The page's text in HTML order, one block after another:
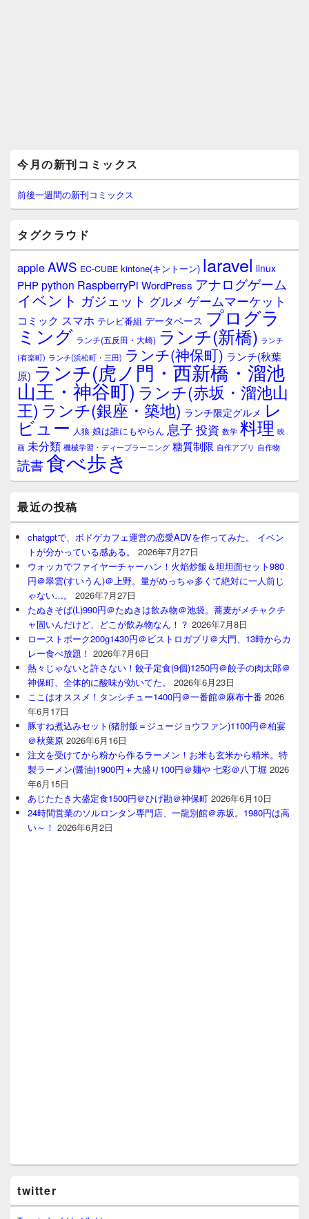
イ
ン
サ
イ
ウ
ィ
ジ
ェ
ア
今月の新刊コミックス
前後一週間の新刊コミックス
タグクラウド
appleAWS EC-CUBE kintone(キントーン) laravel linux
PHPpython RaspberryPi WordPress アナログゲーム
イベント ガジェット グルメ ゲームマーケット
コミック スマホ テレビ番組 データベース プログラ
ミング ランチ(五反田・大崎) ランチ(新橋) ランチ
(有楽町) ランチ(浜松町・三田) ランチ(神保町) ランチ(秋葉
原) ランチ(虎ノ門・西新橋・溜池
山王・神谷町) ランチ(赤坂・溜池山
王) ランチ(銀座・築地) ランチ限定グルメ レ
ビュー 人狼 娘は誰にもやらん 息子 投資 数学 料理 映
画 未分類 機械学習・ディープラーニング 糖質制限 自作アプリ 自作物
読書食べ歩き
最近の投稿
chatgptで、ボドゲカフェ運営の恋愛ADVを作ってみた。 イベン
トが分かっている感ある。
2026年7月27日
ウォッカでファイヤーチャーハン！火焰炒飯＆坦坦面セット980
円＠翠雲(すいうん)＠上野。量がめっちゃ多くて絶対に一人前じ
ゃない…。
2026年7月27日
たぬきそば(L)990円＠たぬきは飲み物＠池袋。蕎麦がメチャクチ
ャ固いんだけど、どこが飲み物なん！？ 2026年7月8日
ローストポーク200g1430円＠ビストロガブリ＠大門、13時からカ
レー食べ放題！ 2026年7月6日
熱々じゃないと許さない！餃子定食(9個)1250円＠餃子の肉太郎＠
神保町、全体的に酸味が効いてた。
2026年6月23日
ここはオススメ！タンシチュー1400円＠一番館＠麻布十番 2026
年6月17日
豚すね煮込みセット(猪肘飯＝ジュージョウファン)1100円＠柏宴
＠秋葉原 2026年6月16日
注文を受けてから粉から作るラーメン！お米も玄米から精米。特
製ラーメン(醤油)1900円＋大盛り100円＠麺や 七彩＠八丁堀 2026
年6月15日
あじたたき大盛定食1500円＠ひげ勘＠神保町 2026年6月10日
24時間営業のソルロンタン専門店、一龍別館＠赤坂。1980円は高
い～！ 2026年6月2日
twitter